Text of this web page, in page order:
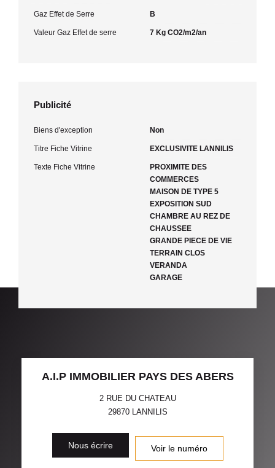
Gaz Effet de Serre B
Valeur Gaz Effet de serre 7 Kg CO2/m2/an
Publicité
Biens d'exception Non
Titre Fiche Vitrine EXCLUSIVITE LANNILIS
Texte Fiche Vitrine
PROXIMITE DES
COMMERCES
MAISON DE TYPE 5
EXPOSITION SUD
CHAMBRE AU REZ DE
CHAUSSEE
GRANDE PIECE DE VIE
TERRAIN CLOS
VERANDA
GARAGE
A.I.P IMMOBILIER PAYS DES ABERS
2 RUE DU CHATEAU
29870 LANNILIS
Nous écrire Voir le numéro